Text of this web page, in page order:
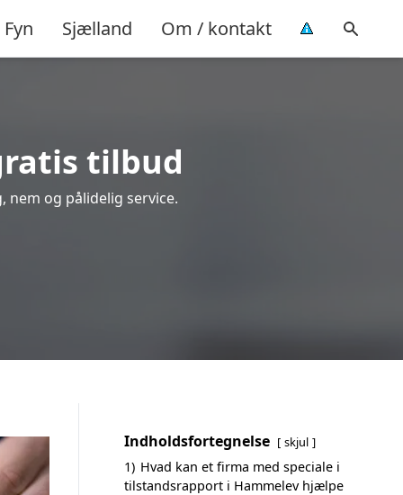
Fyn Sjælland Om / kontakt
tilbud
og pålidelig service.
Indholdsfortegnelse skjul
1) Hvad kan et firma med speciale i
tilstandsrapport i Hammelev hjælpe